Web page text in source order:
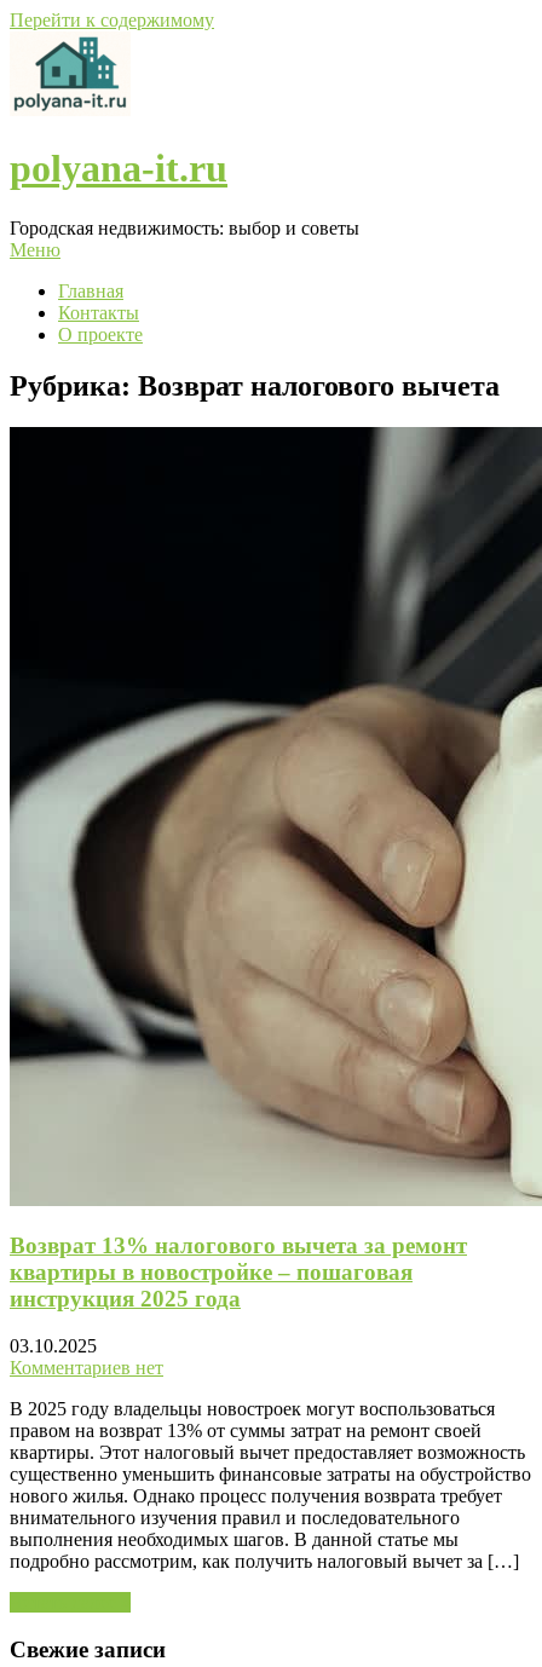
Перейти к содержимому
polyana-it.ru
Городская недвижимость: выбор и советы
Меню
Главная
Контакты
О проекте
Рубрика: Возврат налогового вычета
Возврат 13% налогового вычета за ремонт
квартиры в новостройке – пошаговая
инструкция 2025 года
03.10.2025
Комментариев нет
В 2025 году владельцы новостроек могут воспользоваться
правом на возврат 13% от суммы затрат на ремонт своей
квартиры. Этот налоговый вычет предоставляет возможность
существенно уменьшить финансовые затраты на обустройство
нового жилья. Однако процесс получения возврата требует
внимательного изучения правил и последовательного
выполнения необходимых шагов. В данной статье мы
подробно рассмотрим, как получить налоговый вычет за […]
Свежие записи